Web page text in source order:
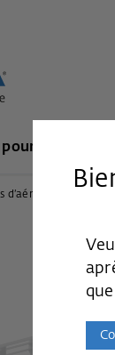
ferrures
d’aération